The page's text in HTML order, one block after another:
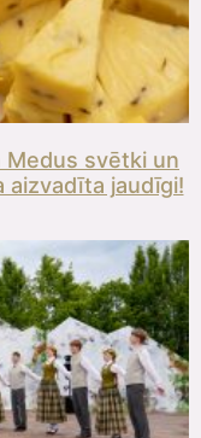
Medus svētki un
aizvadīta jaudīgi!